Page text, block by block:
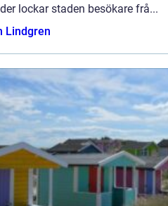
lockar staden besökare frå...
Lindgren